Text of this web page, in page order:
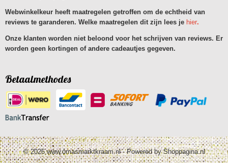
Webwinkelkeur heeft maatregelen getroffen om de echtheid van
reviews te garanderen. Welke maatregelen dit zijn lees je hier.
Onze klanten worden niet beloond voor het schrijven van reviews. Er
worden geen kortingen of andere cadeautjes gegeven.
Betaalmethodes
© 2026 www.omasmarktkraam.nl - Powered by Shoppagina.nl